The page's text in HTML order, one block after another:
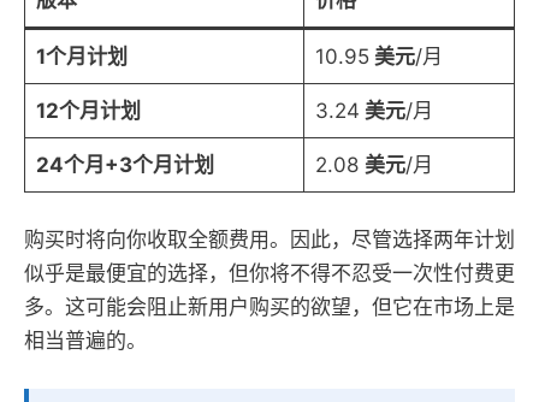
1个月计划 10.95美元/月
12个月计划 3.24 美元/月
24个月+3个月计划 2.08 美元/月
购买时将向你收取全额费用。因此，尽管选择两年计划
似乎是最便宜的选择，但你将不得不忍受一次性付费更
多。这可能会阻止新用户购买的欲望，但它在市场上是
相当普遍的。